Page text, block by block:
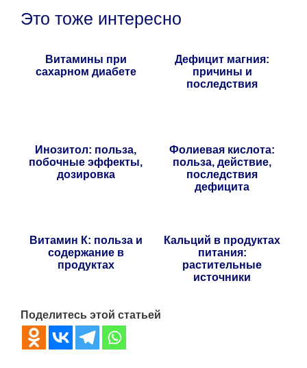
Это тоже интересно
Витамины при
сахарном диабете
Дефицит магния:
причины и
последствия
Инозитол: польза,
побочные эффекты,
дозировка
Фолиевая кислота:
польза, действие,
последствия
дефицита
Витамин К: польза и
содержание в
продуктах
Кальций в продуктах
питания:
растительные
источники
Поделитесь этой статьей